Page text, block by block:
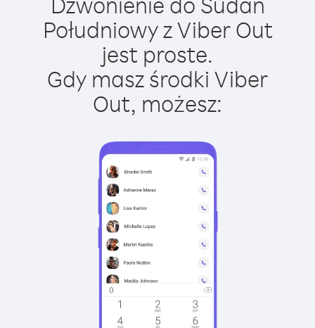
Południowy z Viber Out
jest proste.
Gdy masz środki Viber
Out, możesz: